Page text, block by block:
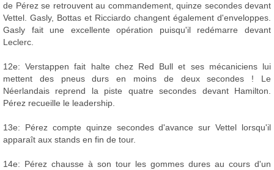
de Pérez se retrouvent au commandement, quinze secondes devant
Vettel. Gasly, Bottas et Ricciardo changent également d'enveloppes.
Gasly fait une excellente opération puisqu'il redémarre devant
Leclerc.
12e: Verstappen fait halte chez Red Bull et ses mécaniciens lui
mettent des pneus durs en moins de deux secondes ! Le
Néerlandais reprend la piste quatre secondes devant Hamilton.
Pérez recueille le leadership.
13e: Pérez compte quinze secondes d'avance sur Vettel lorsqu'il
apparaît aux stands en fin de tour.
14e: Pérez chausse à son tour les gommes dures au cours d'un